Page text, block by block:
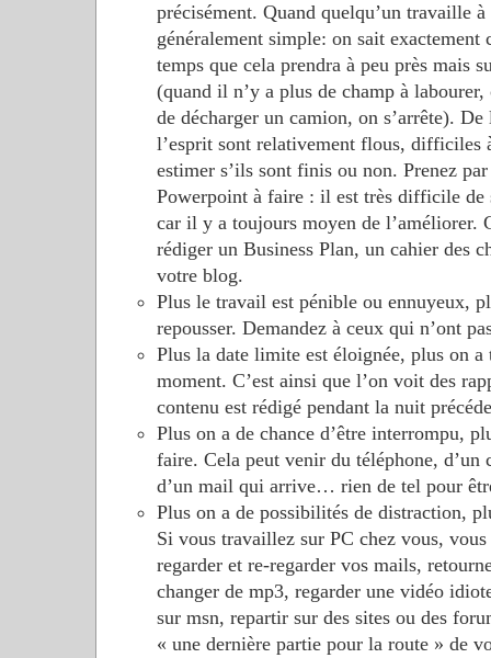
précisément. Quand quelqu’un travaille
généralement simple: on sait exactement
temps que cela prendra à peu près mais
(quand il n’y a plus de champ à
de décharger un camion, on s’arrête).
l’esprit sont relativement flous, difficiles
estimer s’ils sont finis ou non. Prenez
Powerpoint à faire : il est très difficile de
car il y a toujours moyen de l’améliorer.
rédiger un Business Plan, un cahier des
votre blog.
Plus le travail est pénible ou ennuyeux,
repousser. Demandez à ceux qui n’ont
Plus la date limite est éloignée, plus on a
moment. C’est ainsi que l’on voit des
contenu est rédigé pendant la nuit
Plus on a de chance d’être interrompu,
faire. Cela peut venir du téléphone,
d’un mail qui arrive… rien de tel pour
Plus on a de possibilités de distraction,
Si vous travaillez sur PC chez vous, vous
regarder et re-regarder vos mails,
changer de mp3, regarder une vidéo
sur msn, repartir sur des sites ou des
« une dernière partie pour la route » de